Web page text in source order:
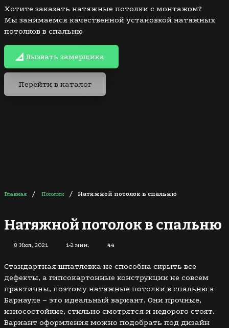
Хотите заказать натяжные потолки с монтажом?
Мы занимаемся качественной установкой натяжных
потолков в спальню
Вызвать замерщика
Перейти в каталог
Главная / Потолки / Натяжной потолок в спальню
Натяжной потолок в спальню
8 Июл, 2021 1-2 мин. 44
Стандартная шпатлевка не способна скрыть все
дефекты, а гипсокартонные конструкции не совсем
практичны, поэтому натяжные потолки в спальню в
Барнауле – это идеальный вариант. Они прочные,
износостойкие, стильно смотрятся и недорого стоят.
Вариант оформления можно подобрать под дизайн